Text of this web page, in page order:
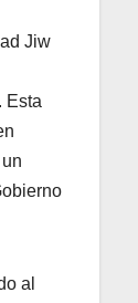
Jiw
Esta
al